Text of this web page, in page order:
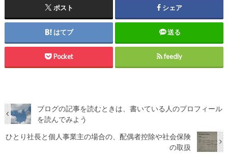
ポスト シェア
はてブ 送る
Pocket feedly
ブログの記事を読むときは、書いている人のプロフィール
を読んでみよう
ひとり社長と個人事業主の場合の、配偶者控除や社会保険
の取扱